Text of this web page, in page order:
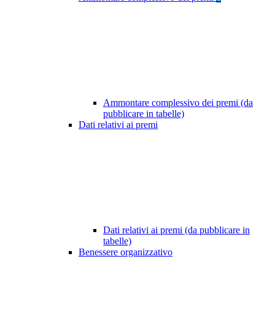
Ammontare complessivo dei premi (da
pubblicare in tabelle)
Dati relativi ai premi
Dati relativi ai premi (da pubblicare in
tabelle)
Benessere organizzativo